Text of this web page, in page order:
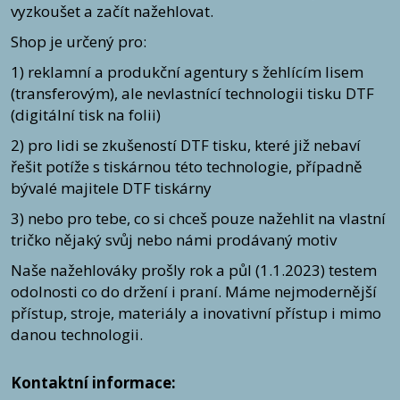
400 02 Velké Březno
Jak postupovat
Napište nám na e-mail: info@easypoint.cz
Nebo nám můžete zavolat na tel. č. 724 738 198 v pracovní době 7:00 -
Při kontaktu se domluvíme na následujícím postupu
ODEŠLETE PRODUKT ZPĚT NA DODACÍ ADRESU.
Do balíku vložte fakturu nebo její kopii a napište text, který se jasně týká
důvodu výměny, vrácení nebo reklamace (případně je také možné si
stáhnout níže Formulář pro uplatnění reklamace nebo Formulář pro
odstoupení od smlouvy).
U vrácení nebo výměny zboží kupující zašle nebo předá prodávajícímu
zpět bez zbytečného odkladu, nejpozději do čtrnácti (14) dnů od
odstoupení od smlouvy.
U reklamace je ze zákona lhůtu 30 dní ode dne vyzvednutí zásilky, ale
vše se snažíme vyřešit co nejrychleji.
Ke stažení:
Formulář pro odstoupení od smlouvy
Formulář pro uplatnění reklamace
Poučení o právu na odstoupení od smlouvy
vyzkoušet a začít nažehlovat.
Shop je určený pro:
1) reklamní a produkční agentury s žehlícím lisem
(transferovým), ale nevlastnící technologii tisku DTF
(digitální tisk na folii)
2) pro lidi se zkušeností DTF tisku, které již nebaví
řešit potíže s tiskárnou této technologie, případně
bývalé majitele DTF tiskárny
3) nebo pro tebe, co si chceš pouze nažehlit na vlastní
tričko nějaký svůj nebo námi prodávaný motiv
Naše nažehlováky prošly rok a půl (1.1.2023) testem
odolnosti co do držení i praní. Máme nejmodernější
přístup, stroje, materiály a inovativní přístup i mimo
danou technologii.
Kontaktní informace: